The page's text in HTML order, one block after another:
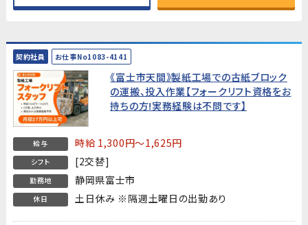
契約社員 お仕事No1083-4141
《富士市天間》製紙工場での古紙ブロック
の運搬、投入作業【フォークリフト資格をお
持ちの方!実務経験は不問です】
給与 時給 1,300円～1,625円
シフト [2交替]
勤務地 静岡県富士市
休日 土日休み ※隔週土曜日の出勤あり